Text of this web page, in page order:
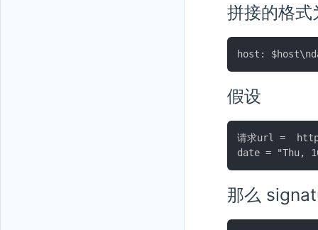
拼接的格式
假设
请求url =
那么